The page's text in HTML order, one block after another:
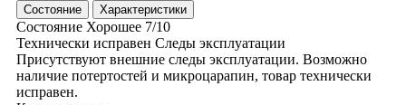
Состояние Характеристики
Состояние Хорошее 7/10
Технически исправен Следы эксплуатации
Присутствуют внешние следы эксплуатации. Возможно
наличие потертостей и микроцарапин, товар технически
исправен.